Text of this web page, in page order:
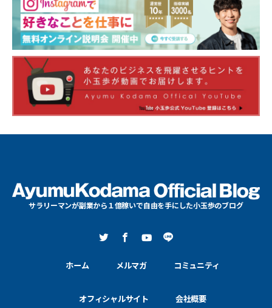
サラリーマンが副業から１億稼いで自由を手にした小玉歩のブログ
ホーム メルマガ コミュニティ
オフィシャルサイト 会社概要